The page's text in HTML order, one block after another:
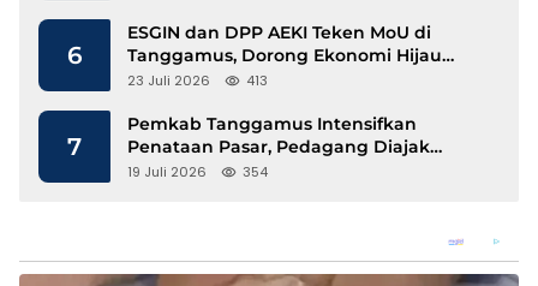
6
ESGIN dan DPP AEKI Teken MoU di
Tanggamus, Dorong Ekonomi Hijau
Berbasis Kopi dan Perdagangan Karbon
23 Juli 2026 413
7
Pemkab Tanggamus Intensifkan
Penataan Pasar, Pedagang Diajak
Tempati Pasar Modern Talang Padang
19 Juli 2026 354